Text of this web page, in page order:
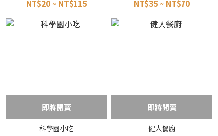
NT$20 ~ NT$115 NT$35 ~ NT$70
即將開賣
科學園小吃
即將開賣
健人餐廚